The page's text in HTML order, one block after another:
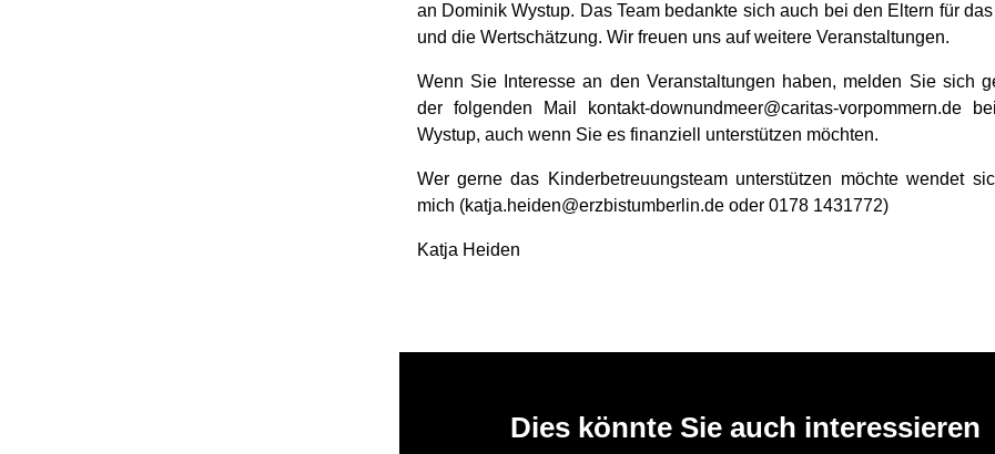
an Dominik Wystup. Das Team bedankte sich auch bei den Eltern für
und die Wertschätzung. Wir freuen uns auf weitere Veranstaltungen.
Wenn Sie Interesse an den Veranstaltungen haben, melden Sie sich
der folgenden Mail kontakt-downundmeer@caritas-vorpommern.de
Wystup, auch wenn Sie es finanziell unterstützen möchten.
Wer gerne das Kinderbetreuungsteam unterstützen möchte wendet
mich (katja.heiden@erzbistumberlin.de oder 0178 1431772)
Katja Heiden
Dies könnte Sie auch interessieren